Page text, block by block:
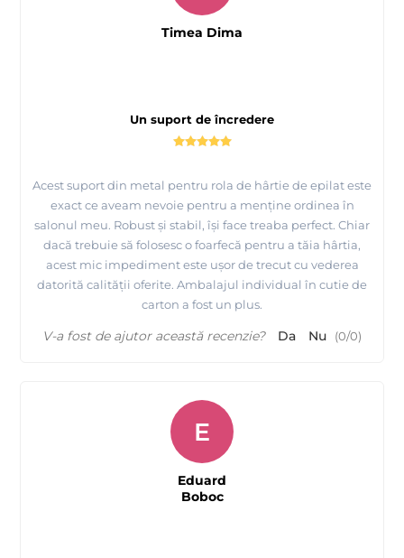
Un suport de încredere
Acest suport din metal pentru rola de hârtie de epilat este
exact ce aveam nevoie pentru a menține ordinea în
salonul meu. Robust și stabil, își face treaba perfect. Chiar
dacă trebuie să folosesc o foarfecă pentru a tăia hârtia,
acest mic impediment este ușor de trecut cu vederea
datorită calității oferite. Ambalajul individual în cutie de
carton a fost un plus.
Timea Dima
V-a fost de ajutor această recenzie? Da Nu (0/0)
E
Eduard
Boboc